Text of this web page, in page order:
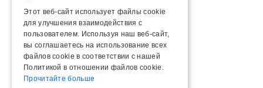
Этот веб-сайт использует файлы cookie
для улучшения взаимодействия с
пользователем. Используя наш веб-сайт,
вы соглашаетесь на использование всех
файлов cookie в соответствии с нашей
Политикой в ​​отношении файлов cookie.
Прочитайте больше